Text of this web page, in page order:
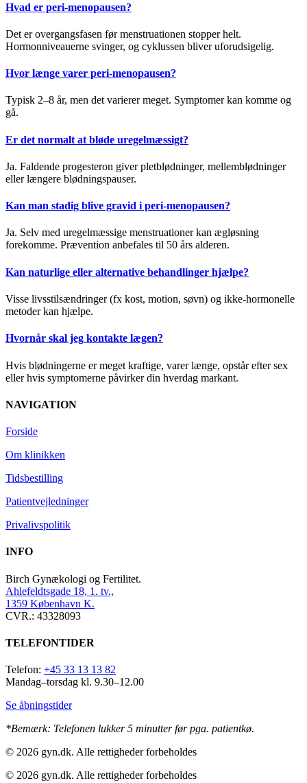
Hvad er peri-menopausen?
Det er overgangsfasen før menstruationen stopper helt.
Hormonniveauerne svinger, og cyklussen bliver uforudsigelig.
Hvor længe varer peri-menopausen?
Typisk 2–8 år, men det varierer meget. Symptomer kan komme og
gå.
Er det normalt at bløde uregelmæssigt?
Ja. Faldende progesteron giver pletblødninger, mellemblødninger
eller længere blødningspauser.
Kan man stadig blive gravid i peri-menopausen?
Ja. Selv med uregelmæssige menstruationer kan ægløsning
forekomme. Prævention anbefales til 50 års alderen.
Kan naturlige eller alternative behandlinger hjælpe?
Visse livsstilsændringer (fx kost, motion, søvn) og ikke-hormonelle
metoder kan hjælpe.
Hvornår skal jeg kontakte lægen?
Hvis blødningerne er meget kraftige, varer længe, opstår efter sex
eller hvis symptomerne påvirker din hverdag markant.
NAVIGATION
Forside
Om klinikken
Tidsbestilling
Patientvejledninger
Privalivspolitik
INFO
Birch Gynækologi og Fertilitet.
Ahlefeldtsgade 18, 1. tv.,
1359 København K.
CVR.: 43328093
TELEFONTIDER
Telefon: +45 33 13 13 82
Mandag–torsdag kl. 9.30–12.00
Se åbningstider
*Bemærk: Telefonen lukker 5 minutter før pga. patientkø.
© 2026 gyn.dk. Alle rettigheder forbeholdes
© 2026 gyn.dk. Alle rettigheder forbeholdes